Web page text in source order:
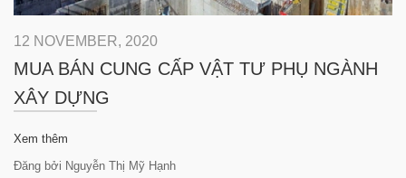
12 NOVEMBER, 2020
MUA BÁN CUNG CẤP VẬT TƯ PHỤ NGÀNH
XÂY DỰNG
Xem thêm
Đăng bởi Nguyễn Thị Mỹ Hạnh